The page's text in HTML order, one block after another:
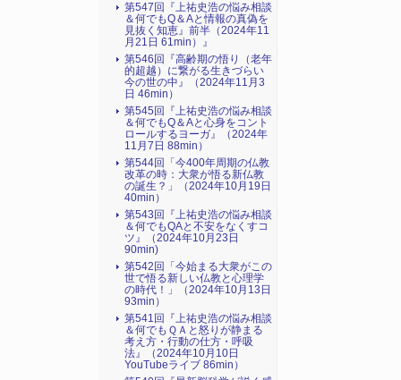
第547回『上祐史浩の悩み相談
＆何でもQ＆Aと情報の真偽を
見抜く知恵』前半（2024年11
月21日 61min）』
第546回『高齢期の悟り（老年
的超越）に繋がる生きづらい
今の世の中』（2024年11月3
日 46min）
第545回『上祐史浩の悩み相談
＆何でもQ＆Aと心身をコント
ロールするヨーガ』（2024年
11月7日 88min）
第544回「今400年周期の仏教
改革の時：大衆が悟る新仏教
の誕生？」（2024年10月19日
40min）
第543回『上祐史浩の悩み相談
＆何でもQAと不安をなくすコ
ツ』（2024年10月23日
90min)
第542回「今始まる大衆がこの
世で悟る新しい仏教と心理学
の時代！」（2024年10月13日
93min）
第541回『上祐史浩の悩み相談
＆何でもＱＡと怒りが静まる
考え方・行動の仕方・呼吸
法』（2024年10月10日
YouTubeライブ 86min）